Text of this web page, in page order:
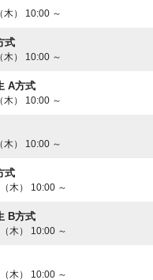
） 10:00 ～
式
） 10:00 ～
A方式
） 10:00 ～
） 10:00 ～
式
木） 10:00 ～
B方式
木） 10:00 ～
木） 10:00 ～